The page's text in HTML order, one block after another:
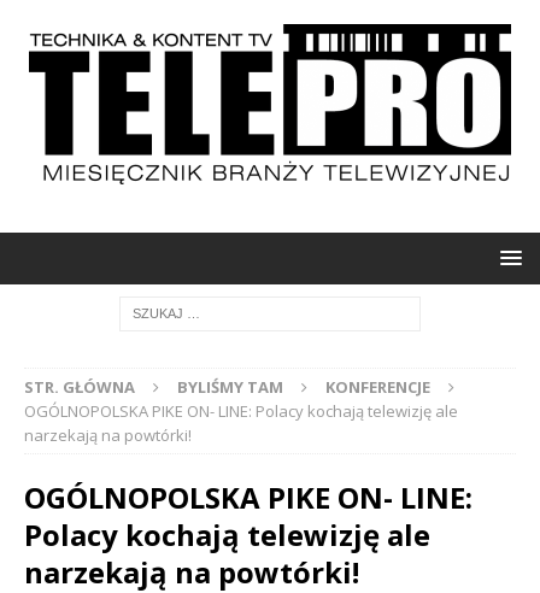
STR. GŁÓWNA BYLIŚMY TAM
KONFERENCJE
OGÓLNOPOLSKA PIKE ON- LINE: Polacy kochają telewizję ale
narzekają na powtórki!
OGÓLNOPOLSKA PIKE ON- LINE:
Polacy kochają telewizję ale
narzekają na powtórki!